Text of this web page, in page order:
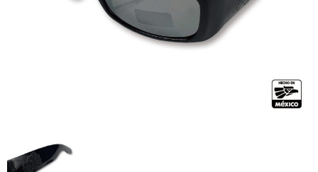
コーチジャケット
ORIGINAL